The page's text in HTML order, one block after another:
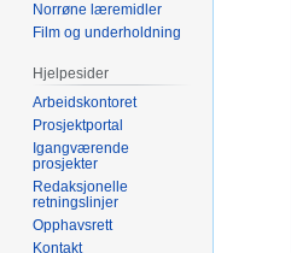
Norrøne læremidler
Film og underholdning
Hjelpesider
Arbeidskontoret
Prosjektportal
Igangværende
prosjekter
Redaksjonelle
retningslinjer
Opphavsrett
Kontakt